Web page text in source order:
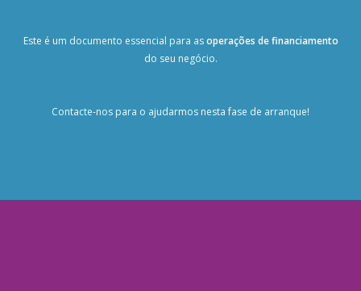
Este é um documento essencial para asoperações de financiamento
do seu negócio.
Contacte-nos para o ajudarmos nesta fase de arranque!